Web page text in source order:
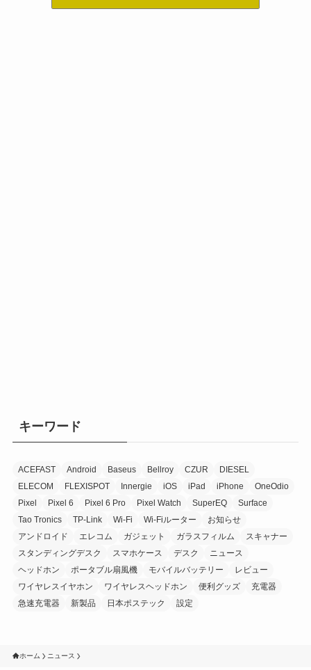
キーワード
ACEFAST Android Baseus Bellroy CZUR
DIESEL
ELECOM
FLEXISPOT Innergie iOS iPad iPhone
OneOdio
Pixel
Pixel 6 Pixel 6 Pro Pixel Watch SuperEQ
Surface
Tao Tronics
TP-Link Wi-Fi Wi-Fiルーター
お知らせ
アンドロイド
エレコム ガジェット ガラスフィルム
スキャナー
スタンディングデスク
スマホケース デスク
ニュース
ヘッドホン
ポータブル扇風機 モバイルバッテリー
レビュー
ワイヤレスイヤホン
ワイヤレスヘッドホン 便利グッズ
充電器
急速充電器
新製品 日本ポステック 設定
ホーム ニュース